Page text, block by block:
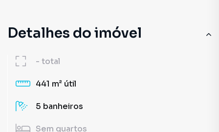
Detalhes do imóvel
- total
441 m² útil
5 banheiros
Sem quartos